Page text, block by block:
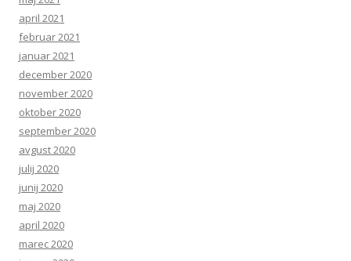
april 2021
februar 2021
januar 2021
december 2020
november 2020
oktober 2020
september 2020
avgust 2020
julij 2020
junij 2020
maj 2020
april 2020
marec 2020